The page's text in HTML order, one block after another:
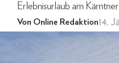
Erlebnisurlaub am
Von Online Redaktion14.